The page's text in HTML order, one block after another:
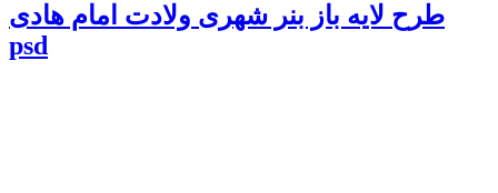
طرح لایه باز بنر شهری ولادت امام هادی
psd